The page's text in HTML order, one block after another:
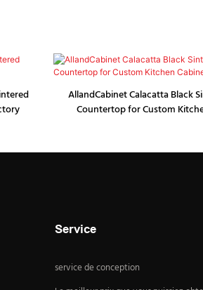
AllandCabinet Calacatta Black
Countertop for Custom
Service
service de conception